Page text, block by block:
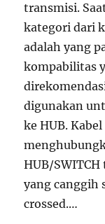
transmisi.
kategori dari
adalah yang
kompabilitas
digunakan
ke HUB.
HUB/
yang canggih
crossed.…